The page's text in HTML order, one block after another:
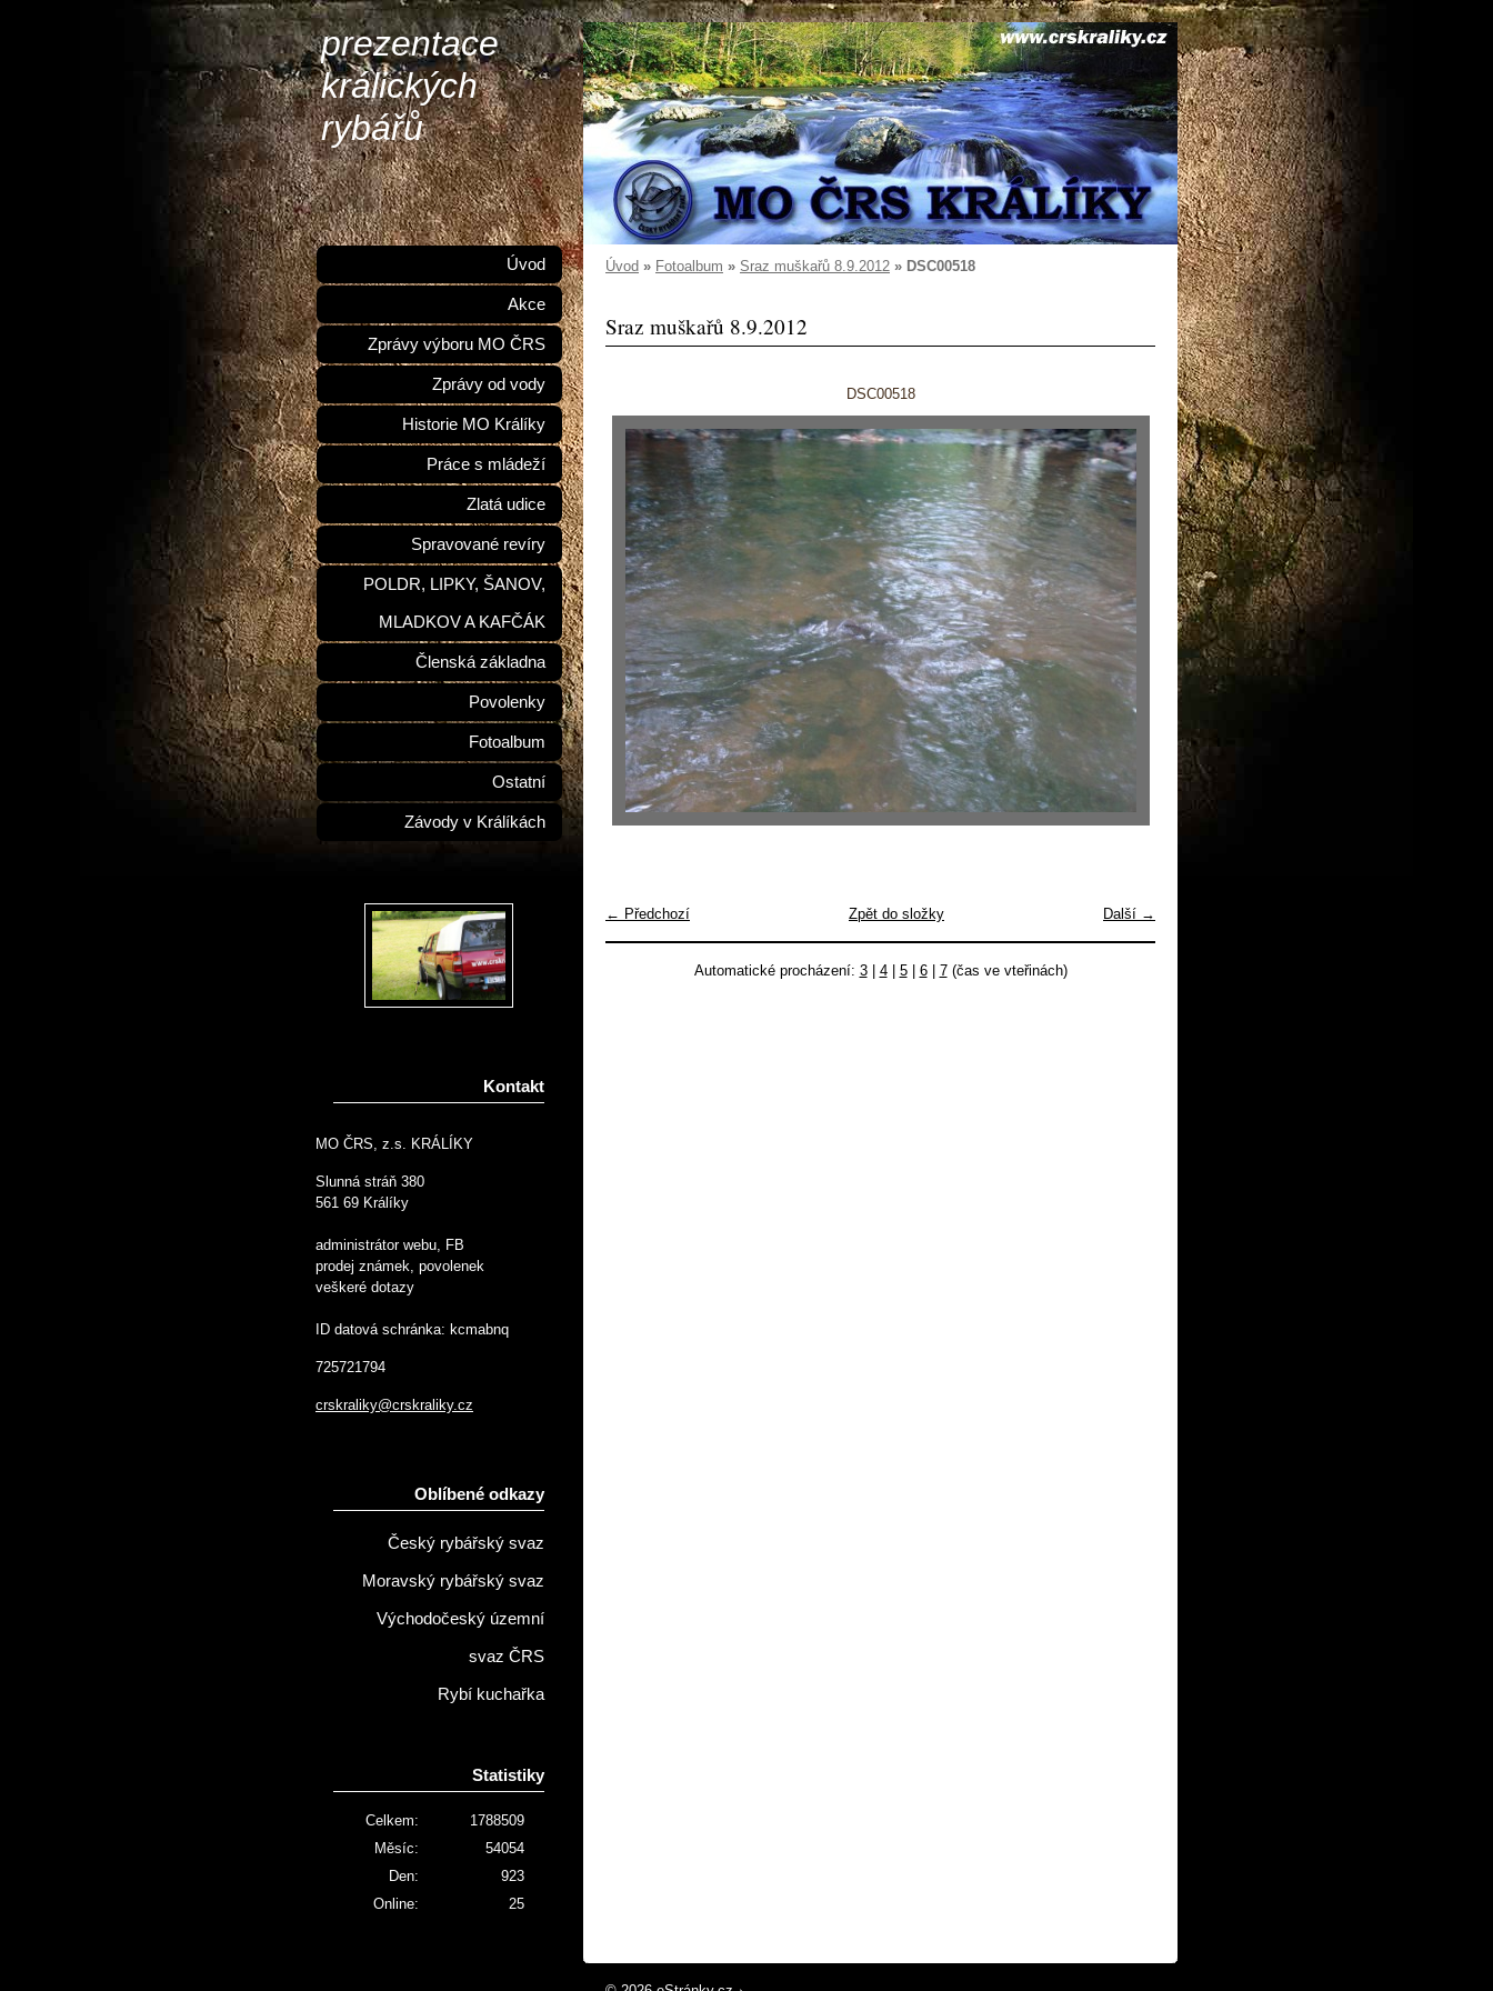
prezentace
králických
rybářů
Úvod » Fotoalbum » Sraz muškařů 8.9.2012 » DSC00518
Sraz muškařů 8.9.2012
DSC00518
← Předchozí Další →
Zpět do složky
Automatické procházení: 3| 4| 5| 6| 7(čas ve vteřinách)
Úvod
Akce
Zprávy výboru MO ČRS
Zprávy od vody
Historie MO Králíky
Práce s mládeží
Zlatá udice
Spravované revíry
POLDR, LIPKY, ŠANOV,
MLADKOV A KAFČÁK
Členská základna
Povolenky
Fotoalbum
Ostatní
Závody v Králíkách
Kontakt
MO ČRS, z.s. KRÁLÍKY
Slunná stráň 380
561 69 Králíky
administrátor webu, FB
prodej známek, povolenek
veškeré dotazy
ID datová schránka: kcmabnq
725721794
crskraliky@crskraliky.cz
Oblíbené odkazy
Český rybářský svaz
Moravský rybářský svaz
Východočeský územní
svaz ČRS
Rybí kuchařka
Statistiky
Online: 25
Celkem:
1788509
Měsíc:
54054
Den:
923